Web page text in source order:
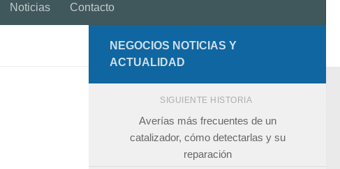
Noticias Contacto
NEGOCIOS NOTICIAS Y
ACTUALIDAD
SIGUIENTE HISTORIA
Averías más frecuentes de un
catalizador, cómo detectarlas y su
reparación